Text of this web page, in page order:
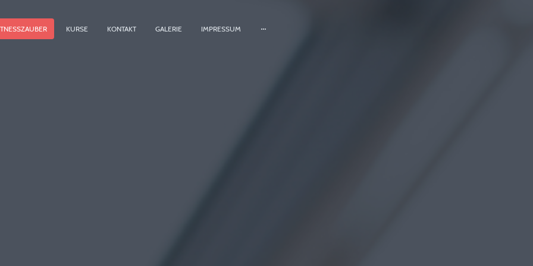
KURSE KONTAKT GALERIE IMPRESSUM